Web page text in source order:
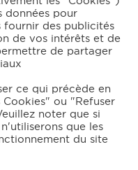
données pour
fournir des publicités
de vos intérêts et de
de partager
ce qui précède en
ou "Refuser
noter que si
que les
du site